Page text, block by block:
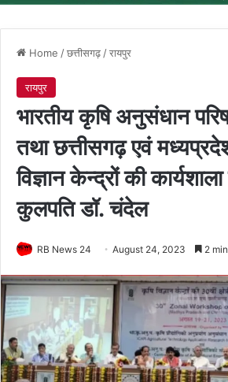
Home /छत्तीसगढ़/रायपुर
रायपुर
भारतीय कृषि अनुसंधान
तथा छत्तीसगढ़ एवं
विज्ञान केन्द्रों की
कुलपति डॉ. चंदेल
RB News 24 August 24, 2023 2